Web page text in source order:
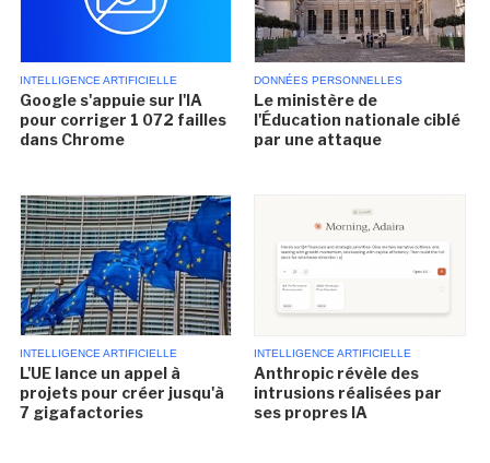
INTELLIGENCE ARTIFICIELLE
Google s'appuie sur l'IA
pour corriger 1 072 failles
dans Chrome
DONNÉES PERSONNELLES
Le ministère de
l'Éducation nationale ciblé
par une attaque
INTELLIGENCE ARTIFICIELLE
L'UE lance un appel à
projets pour créer jusqu'à
7 gigafactories
INTELLIGENCE ARTIFICIELLE
Anthropic révèle des
intrusions réalisées par
ses propres IA